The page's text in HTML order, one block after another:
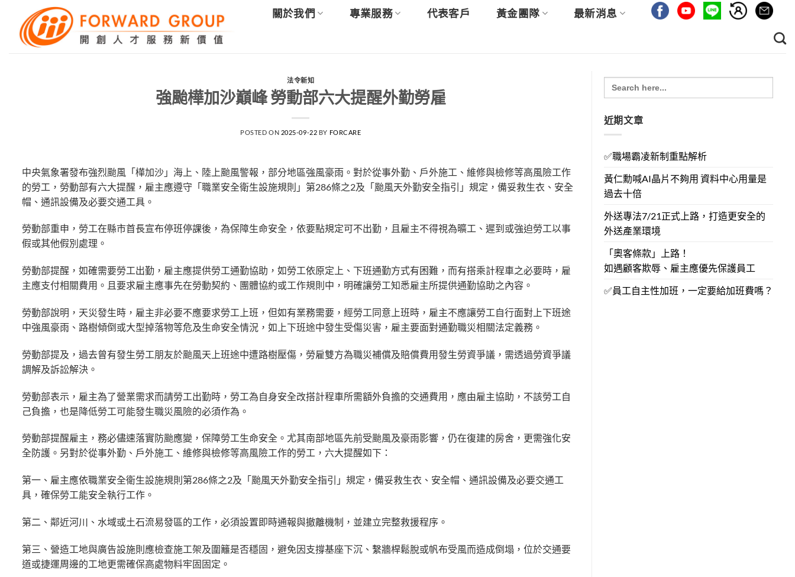
content
關於我們 專業服務 代表客戶 黃金團隊 最新消息
法令新知
強颱樺加沙巔峰 勞動部六大提醒外勤勞雇
POSTED ON 2025-09-22 BY FORCARE
中央氣象署發布強烈颱風「樺加沙」海上、陸上颱風警報，部分地區強風豪雨。對於從事外勤、戶外施工、維修與檢修等高風險工作
的勞工，勞動部有六大提醒，雇主應遵守「職業安全衛生設施規則」第286條之2及「颱風天外勤安全指引」規定，備妥救生衣、安全
帽、通訊設備及必要交通工具。
勞動部重申，勞工在縣市首長宣布停班停課後，為保障生命安全，依要點規定可不出勤，且雇主不得視為曠工、遲到或強迫勞工以事
假或其他假別處理。
勞動部提醒，如確需要勞工出勤，雇主應提供勞工通勤協助，如勞工依原定上、下班通勤方式有困難，而有搭乘計程車之必要時，雇
主應支付相關費用。且要求雇主應事先在勞動契約、團體協約或工作規則中，明確讓勞工知悉雇主所提供通勤協助之內容。
勞動部說明，天災發生時，雇主非必要不應要求勞工上班，但如有業務需要，經勞工同意上班時，雇主不應讓勞工自行面對上下班途
中強風豪雨、路樹傾倒或大型掉落物等危及生命安全情況，如上下班途中發生受傷災害，雇主要面對通勤職災相關法定義務。
勞動部提及，過去曾有發生勞工朋友於颱風天上班途中遭路樹壓傷，勞雇雙方為職災補償及賠償費用發生勞資爭議，需透過勞資爭議
調解及訴訟解決。
勞動部表示，雇主為了營業需求而請勞工出勤時，勞工為自身安全改搭計程車所需額外負擔的交通費用，應由雇主協助，不該勞工自
己負擔，也是降低勞工可能發生職災風險的必須作為。
勞動部提醒雇主，務必儘速落實防颱應變，保障勞工生命安全。尤其南部地區先前受颱風及豪雨影響，仍在復建的房舍，更需強化安
全防護。另對於從事外勤、戶外施工、維修與檢修等高風險工作的勞工，六大提醒如下：
第一、雇主應依職業安全衛生設施規則第286條之2及「颱風天外勤安全指引」規定，備妥救生衣、安全帽、通訊設備及必要交通工
具，確保勞工能安全執行工作。
第二、鄰近河川、水域或土石流易發區的工作，必須設置即時通報與撤離機制，並建立完整救援程序。
第三、營造工地與廣告設施則應檢查施工架及圍籬是否穩固，避免因支撐基座下沉、繫牆桿鬆脫或帆布受風而造成倒塌，位於交通要
道或捷運周邊的工地更需確保高處物料牢固固定。
Search
for:
近期文章
✅職場霸凌新制重點解析
黃仁勳喊AI晶片不夠用 資料中心用量是
過去十倍
外送專法7/21正式上路，打造更安全的
外送產業環境
「奧客條款」上路！
如遇顧客欺辱、雇主應優先保護員工
✅員工自主性加班，一定要給加班費嗎？